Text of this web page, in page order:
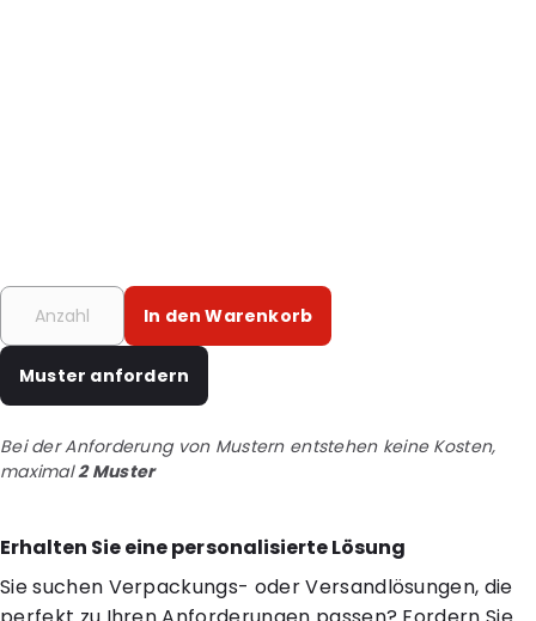
In den Warenkorb
Muster anfordern
Bei der Anforderung von Mustern entstehen keine Kosten,
maximal2 Muster
Erhalten Sie eine personalisierte Lösung
Sie suchen Verpackungs- oder Versandlösungen, die